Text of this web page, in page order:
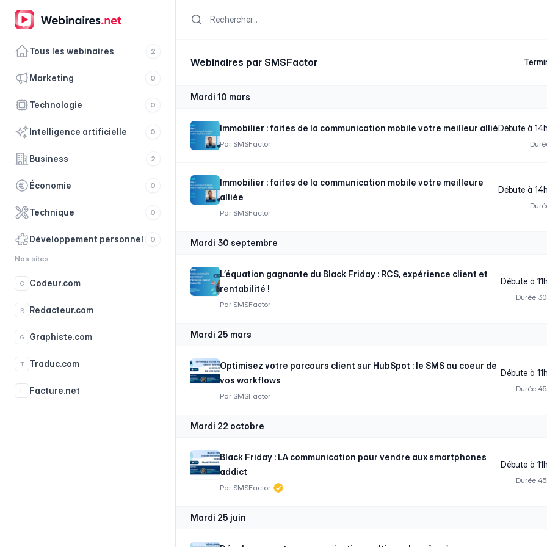
Tous les webinaires 2
marketing 0
technologie 0
intelligence artificielle 0
business 2
économie 0
technique 0
développement personnel 0
Nos sites
C Codeur.com
R Redacteur.com
G Graphiste.com
T Traduc.com
F Facture.net
Search
Webinaires par SMSFactor
mardi 10 mars
Immobilier : faites de la communication mobile votre meilleur allié
Par SMSFactor
Débute à
Immobilier : faites de la communication mobile votre meilleure
alliée
Par SMSFactor
Débute à
mardi 30 septembre
L’équation gagnante du Black Friday : RCS, expérience client et
rentabilité !
Par SMSFactor
Débute à
Durée
mardi 25 mars
Optimisez votre parcours client sur HubSpot : le SMS au coeur de
vos workflows
Par SMSFactor
Débute à
Durée
mardi 22 octobre
Black Friday : LA communication pour vendre aux smartphones
addict
Par SMSFactor
Débute à
Durée
mardi 25 juin